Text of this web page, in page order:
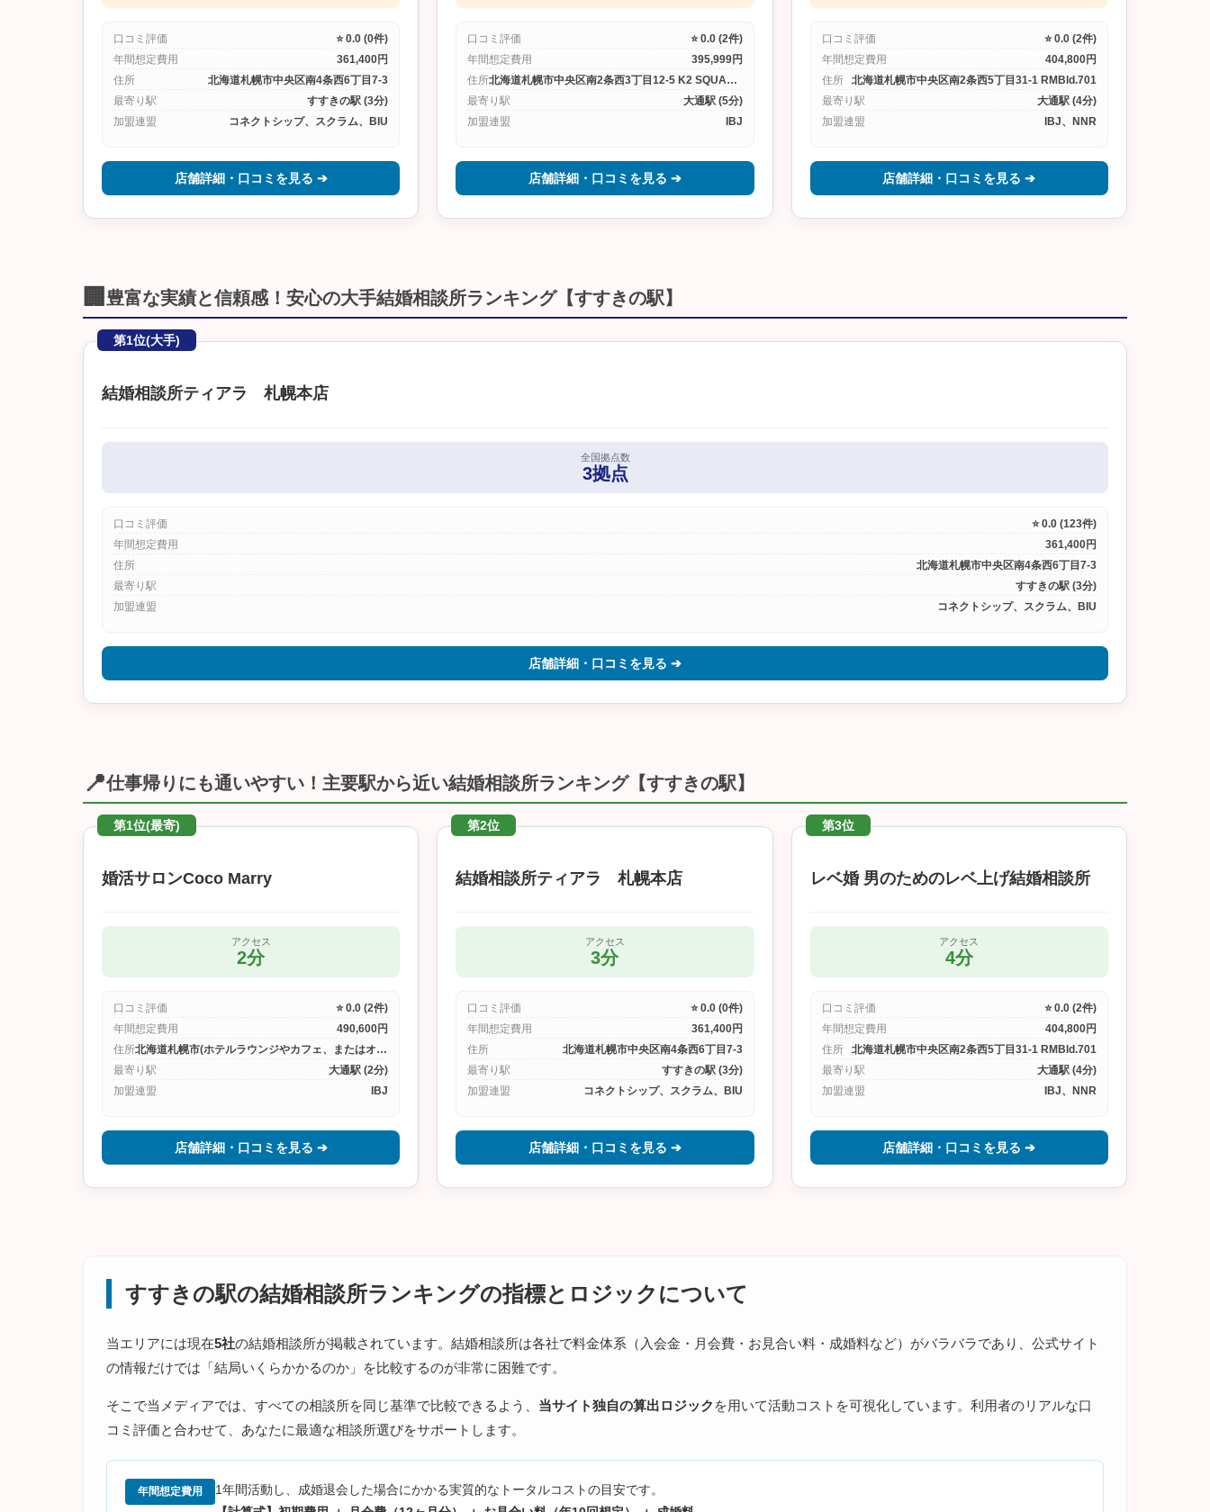
口コミ評価
⭐ 0.0 (0件)
年間想定費用
361,400円
住所
北海道札幌市中央区南4条西6丁目7-3
最寄り駅
すすきの駅 (3分)
加盟連盟
コネクトシップ、スクラム、BIU
店舗詳細・口コミを見る ➔
口コミ評価
⭐ 0.0 (2件)
年間想定費用
395,999円
住所
北海道札幌市中央区南2条西3丁目12-5 K2 SQUARE 7F
最寄り駅
大通駅 (5分)
加盟連盟
IBJ
店舗詳細・口コミを見る ➔
口コミ評価
⭐ 0.0 (2件)
年間想定費用
404,800円
住所
北海道札幌市中央区南2条西5丁目31-1 RMBld.701
最寄り駅
大通駅 (4分)
加盟連盟
IBJ、NNR
店舗詳細・口コミを見る ➔
🏢 豊富な実績と信頼感！安心の大手結婚相談所ランキング【すすきの駅】
第1位(大手)
結婚相談所ティアラ 札幌本店
全国拠点数
3拠点
口コミ評価
⭐ 0.0 (123件)
年間想定費用
361,400円
住所
北海道札幌市中央区南4条西6丁目7-3
最寄り駅
すすきの駅 (3分)
加盟連盟
コネクトシップ、スクラム、BIU
店舗詳細・口コミを見る ➔
📍仕事帰りにも通いやすい！主要駅から近い結婚相談所ランキング【すすきの駅】
第1位(最寄)
婚活サロンCoco Marry
アクセス
2分
口コミ評価
⭐ 0.0 (2件)
年間想定費用
490,600円
住所
北海道札幌市(ホテルラウンジやカフェ、またはオンラインにて行います。)
最寄り駅
大通駅 (2分)
加盟連盟
IBJ
店舗詳細・口コミを見る ➔
第2位
結婚相談所ティアラ 札幌本店
アクセス
3分
口コミ評価
⭐ 0.0 (0件)
年間想定費用
361,400円
住所
北海道札幌市中央区南4条西6丁目7-3
最寄り駅
すすきの駅 (3分)
加盟連盟
コネクトシップ、スクラム、BIU
店舗詳細・口コミを見る ➔
第3位
レベ婚 男のためのレベ上げ結婚相談所
アクセス
4分
口コミ評価
⭐ 0.0 (2件)
年間想定費用
404,800円
住所
北海道札幌市中央区南2条西5丁目31-1 RMBld.701
最寄り駅
大通駅 (4分)
加盟連盟
IBJ、NNR
店舗詳細・口コミを見る ➔
すすきの駅の結婚相談所ランキングの指標とロジックについて
当エリアには現在5社の結婚相談所が掲載されています。結婚相談所は各社で料金体系（入会金・月会費・お見合い料・成婚料など）がバラバラであり、公式サイト
の情報だけでは「結局いくらかかるのか」を比較するのが非常に困難です。
そこで当メディアでは、すべての相談所を同じ基準で比較できるよう、 当サイト独自の算出ロジック を用いて活動コストを可視化しています。利用者のリアルな口
コミ評価と合わせて、あなたに最適な相談所選びをサポートします。
年間想定費用
1年間活動し、成婚退会した場合にかかる実質的なトータルコストの目安です。